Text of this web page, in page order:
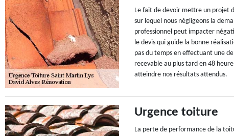
Le fait de devoir mettre un projet
sur lequel nous négligeons la
professionnel peut impacter
le devis qui guide la bonne
pas du temps en effectuant une
recevable au plus tard en 48
atteindre nos résultats attendus.
Urgence toiture
La perte de performance de la